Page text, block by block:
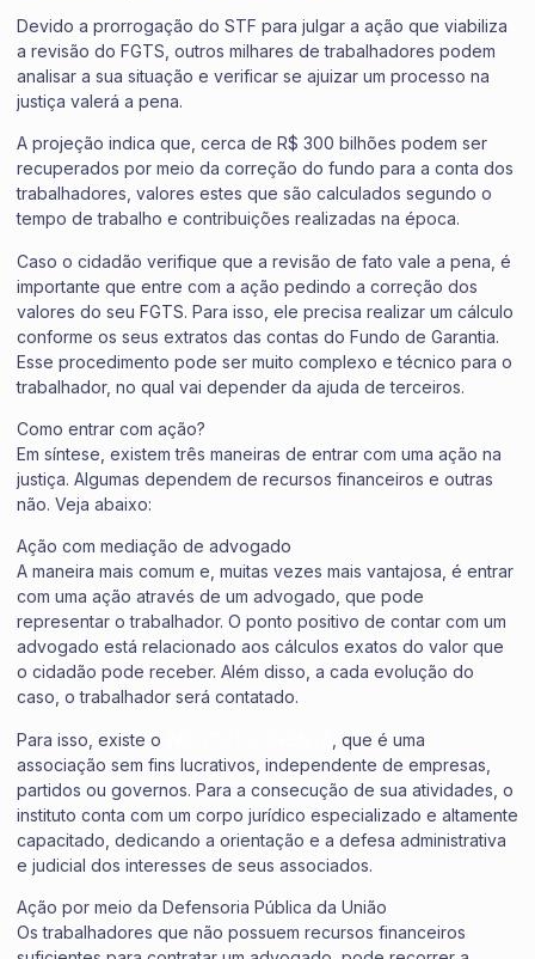
Devido a prorrogação do STF para julgar a ação que viabiliza
a revisão do FGTS, outros milhares de trabalhadores podem
analisar a sua situação e verificar se ajuizar um processo na
justiça valerá a pena.
A projeção indica que, cerca de R$ 300 bilhões podem ser
recuperados por meio da correção do fundo para a conta dos
trabalhadores, valores estes que são calculados segundo o
tempo de trabalho e contribuições realizadas na época.
Caso o cidadão verifique que a revisão de fato vale a pena, é
importante que entre com a ação pedindo a correção dos
valores do seu FGTS. Para isso, ele precisa realizar um cálculo
conforme os seus extratos das contas do Fundo de Garantia.
Esse procedimento pode ser muito complexo e técnico para o
trabalhador, no qual vai depender da ajuda de terceiros.
Como entrar com ação?
Em síntese, existem três maneiras de entrar com uma ação na
justiça. Algumas dependem de recursos financeiros e outras
não. Veja abaixo:
Ação com mediação de advogado
A maneira mais comum e, muitas vezes mais vantajosa, é entrar
com uma ação através de um advogado, que pode
representar o trabalhador. O ponto positivo de contar com um
advogado está relacionado aos cálculos exatos do valor que
o cidadão pode receber. Além disso, a cada evolução do
caso, o trabalhador será contatado.
Para isso, existe o
, que é uma
associação sem fins lucrativos, independente de empresas,
partidos ou governos. Para a consecução de sua atividades, o
instituto conta com um corpo jurídico especializado e altamente
capacitado, dedicando a orientação e a defesa administrativa
e judicial dos interesses de seus associados.
Ação por meio da Defensoria Pública da União
Os trabalhadores que não possuem recursos financeiros